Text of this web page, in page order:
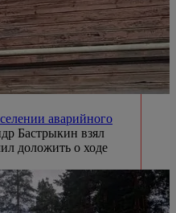
аварийного
Бастрыкин взял
доложить о ходе